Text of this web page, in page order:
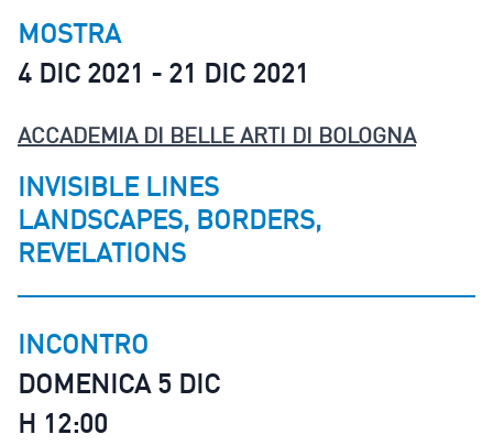
MOSTRA
4 DIC 2021 - 21 DIC 2021
ACCADEMIA DI BELLE ARTI DI BOLOGNA
INVISIBLE LINES
LANDSCAPES, BORDERS,
REVELATIONS
INCONTRO
DOMENICA 5 DIC
H 12:00